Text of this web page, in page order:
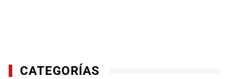
CATEGORÍAS